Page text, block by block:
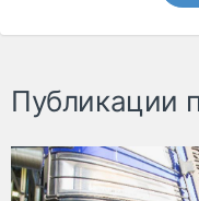
Публикации